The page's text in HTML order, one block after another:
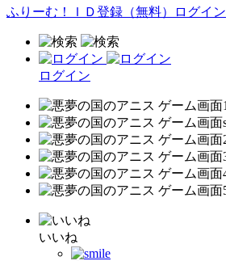
ふりーむ！ＩＤ登録（無料） ログイン
ログイン
いいね